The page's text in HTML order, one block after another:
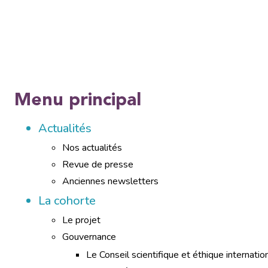
Menu principal
Actualités
Nos actualités
Revue de presse
Anciennes newsletters
La cohorte
Le projet
Gouvernance
Le Conseil scientifique et éthique